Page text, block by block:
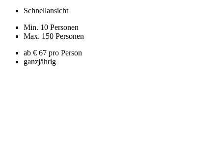
Schnellansicht
Min. 10 Personen
Max. 150 Personen
ab € 67 pro Person
ganzjährig